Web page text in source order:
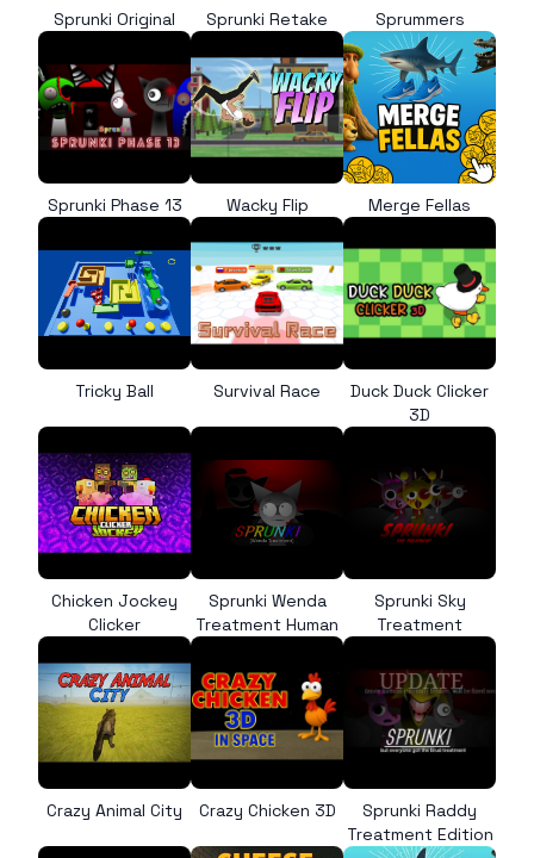
Sprunki Original Sprunki Retake Sprummers
Sprunki Phase 13 Wacky Flip Merge Fellas
Tricky Ball Survival Race
Duck Duck Clicker
3D
Chicken Jockey
Clicker
Sprunki Wenda
Treatment Human
Sprunki Sky
Treatment
Crazy Animal City Crazy Chicken 3D
Sprunki Raddy
Treatment Edition